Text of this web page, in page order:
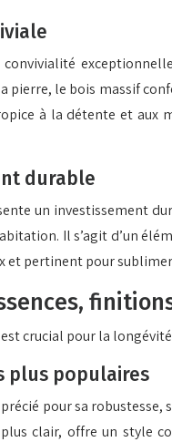
le bois massif
à la détente et
durable
un investissement
Il s’agit d’un
et pertinent pour
crucial pour la
plus populaires
pour sa
clair, offre un style